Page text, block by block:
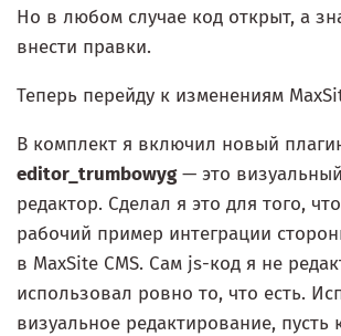
Но в любом случае код открыт, а
внести правки.
Теперь перейду к изменениям
В комплект я включил новый
editor_trumbowyg— это
редактор. Сделал я это для того,
рабочий пример интеграции
в MaxSite CMS. Сам js-код я не
использовал ровно то, что есть.
визуальное редактирование,